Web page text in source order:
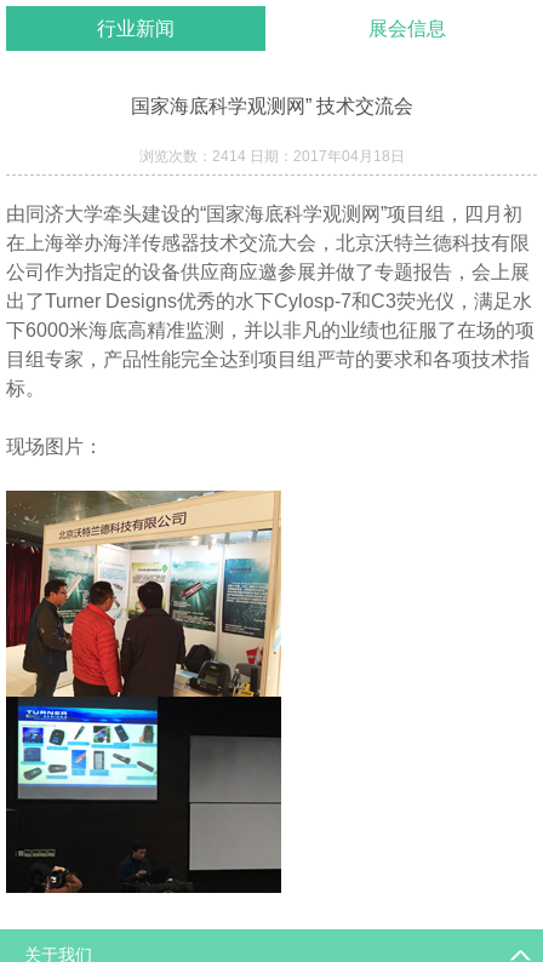
行业新闻 展会信息
国家海底科学观测网” 技术交流会
浏览次数：2414 日期：2017年04月18日
由同济大学牵头建设的“国家海底科学观测网”项目组，四月初
在上海举办海洋传感器技术交流大会，北京沃特兰德科技有限
公司作为指定的设备供应商应邀参展并做了专题报告，会上展
出了Turner Designs优秀的水下Cylosp-7和C3荧光仪，满足水
下6000米海底高精准监测，并以非凡的业绩也征服了在场的项
目组专家，产品性能完全达到项目组严苛的要求和各项技术指
标。
现场图片：
关于我们